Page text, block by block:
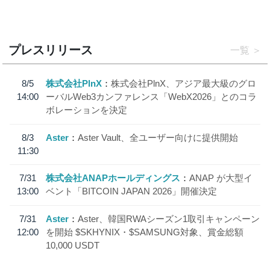
プレスリリース 一覧
8/5
14:00
株式会社PlnX
株式会社PlnX、アジア最大級のグロ
ーバルWeb3カンファレンス「WebX2026」とのコラ
ボレーションを決定
8/3
11:30
Aster Aster Vault、全ユーザー向けに提供開始
7/31
13:00
株式会社ANAPホールディングス
ANAP が大型イ
ベント「BITCOIN JAPAN 2026」開催決定
7/31
12:00
Aster
Aster、韓国RWAシーズン1取引キャンペーン
を開始 $SKHYNIX・$SAMSUNG対象、賞金総額
10,000 USDT